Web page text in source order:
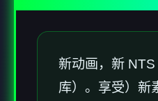
新动画，新
库）。享受）新